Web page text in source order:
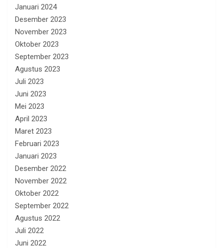
Januari 2024
Desember 2023
November 2023
Oktober 2023
September 2023
Agustus 2023
Juli 2023
Juni 2023
Mei 2023
April 2023
Maret 2023
Februari 2023
Januari 2023
Desember 2022
November 2022
Oktober 2022
September 2022
Agustus 2022
Juli 2022
Juni 2022